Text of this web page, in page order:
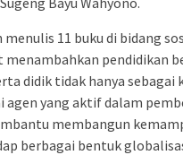
11 buku di bidang
pendidikan
didik tidak hanya sebagai
agen yang aktif dalam
membangun
berbagai bentuk